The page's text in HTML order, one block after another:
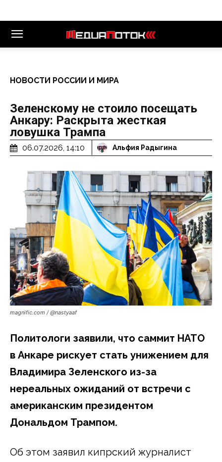
НОВОСТИ РОССИИ И МИРА
Зеленскому не стоило посещать
Анкару: Раскрыта жесткая
ловушка Трампа
06.07.2026, 14:10 Альфия Радыгина
magnific.com / @nastyaaf
Политологи заявили, что саммит НАТО
в Анкаре рискует стать унижением для
Владимира Зеленского из-за
нереальных ожиданий от встречи с
американским президентом
Дональдом Трампом.
Об этом заявил кипрский журналист